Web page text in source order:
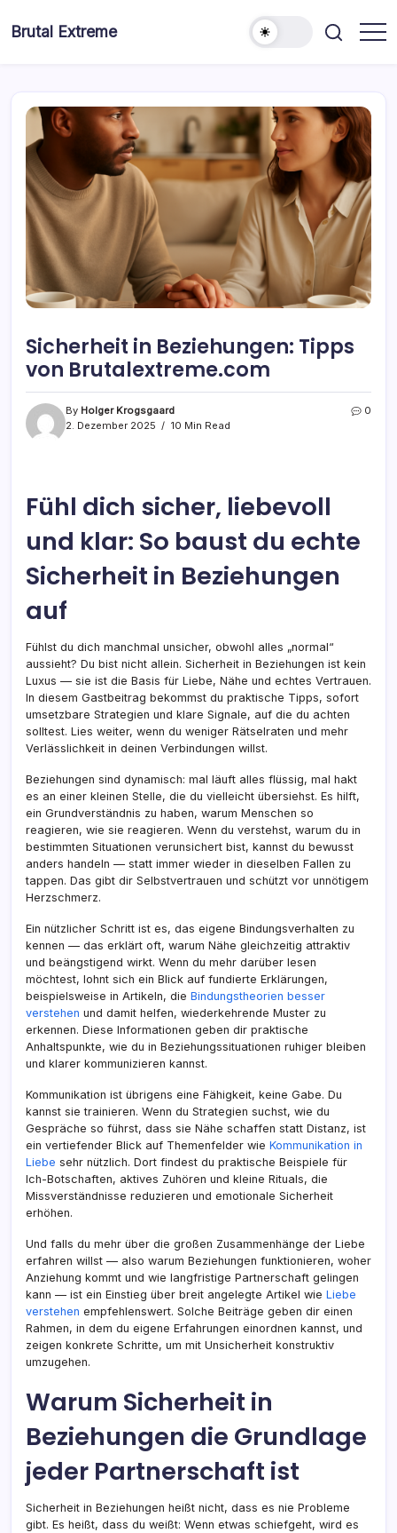
Brutal Extreme
Sicherheit in Beziehungen: Tipps
von Brutalextreme.com
By Holger Krogsgaard
2. Dezember 2025
10 Min Read
0
Fühl dich sicher, liebevoll
und klar: So baust du echte
Sicherheit in Beziehungen
auf
Fühlst du dich manchmal unsicher, obwohl alles „normal“
aussieht? Du bist nicht allein. Sicherheit in Beziehungen ist kein
Luxus — sie ist die Basis für Liebe, Nähe und echtes Vertrauen.
In diesem Gastbeitrag bekommst du praktische Tipps, sofort
umsetzbare Strategien und klare Signale, auf die du achten
solltest. Lies weiter, wenn du weniger Rätselraten und mehr
Verlässlichkeit in deinen Verbindungen willst.
Beziehungen sind dynamisch: mal läuft alles flüssig, mal hakt
es an einer kleinen Stelle, die du vielleicht übersiehst. Es hilft,
ein Grundverständnis zu haben, warum Menschen so
reagieren, wie sie reagieren. Wenn du verstehst, warum du in
bestimmten Situationen verunsichert bist, kannst du bewusst
anders handeln — statt immer wieder in dieselben Fallen zu
tappen. Das gibt dir Selbstvertrauen und schützt vor unnötigem
Herzschmerz.
Ein nützlicher Schritt ist es, das eigene Bindungsverhalten zu
kennen — das erklärt oft, warum Nähe gleichzeitig attraktiv
und beängstigend wirkt. Wenn du mehr darüber lesen
möchtest, lohnt sich ein Blick auf fundierte Erklärungen,
beispielsweise in Artikeln, die Bindungstheorien besser
verstehen und damit helfen, wiederkehrende Muster zu
erkennen. Diese Informationen geben dir praktische
Anhaltspunkte, wie du in Beziehungssituationen ruhiger bleiben
und klarer kommunizieren kannst.
Kommunikation ist übrigens eine Fähigkeit, keine Gabe. Du
kannst sie trainieren. Wenn du Strategien suchst, wie du
Gespräche so führst, dass sie Nähe schaffen statt Distanz, ist
ein vertiefender Blick auf Themenfelder wie Kommunikation in
Liebe sehr nützlich. Dort findest du praktische Beispiele für
Ich-Botschaften, aktives Zuhören und kleine Rituals, die
Missverständnisse reduzieren und emotionale Sicherheit
erhöhen.
Und falls du mehr über die großen Zusammenhänge der Liebe
erfahren willst — also warum Beziehungen funktionieren, woher
Anziehung kommt und wie langfristige Partnerschaft gelingen
kann — ist ein Einstieg über breit angelegte Artikel wie Liebe
verstehen empfehlenswert. Solche Beiträge geben dir einen
Rahmen, in dem du eigene Erfahrungen einordnen kannst, und
zeigen konkrete Schritte, um mit Unsicherheit konstruktiv
umzugehen.
Warum Sicherheit in
Beziehungen die Grundlage
jeder Partnerschaft ist
Sicherheit in Beziehungen heißt nicht, dass es nie Probleme
gibt. Es heißt, dass du weißt: Wenn etwas schiefgeht, wird es